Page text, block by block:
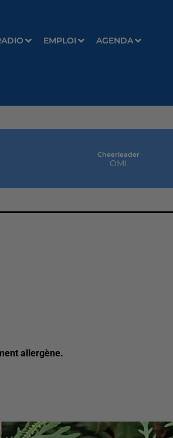
EMPLOI AGENDA
Cheerleader
OMI
allergène.